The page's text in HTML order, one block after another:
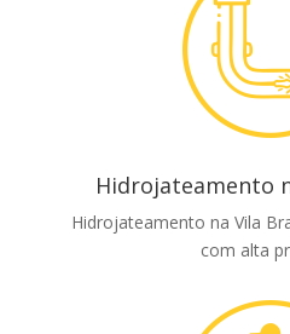
Hidrojateamento
Hidrojateamento na Vila
com alta